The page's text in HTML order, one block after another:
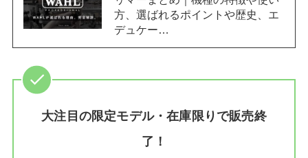
方、選ばれるポイントや歴史、エ
デュケー…
大注目の限定モデル・在庫限りで販売終
了！